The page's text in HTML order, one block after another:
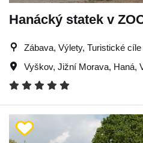
Hanácký statek v
Zábava, Výlety, Turistické cíle
Vyškov, Jižní Morava, Haná,